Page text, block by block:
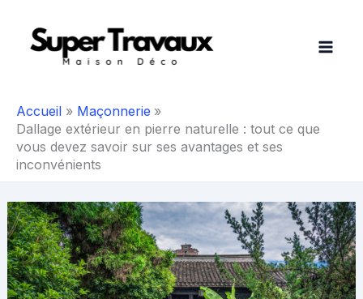
contenu
Accueil
Maçonnerie
Dallage extérieur en pierre naturelle : tout ce que
vous devez savoir sur ses avantages et ses
inconvénients